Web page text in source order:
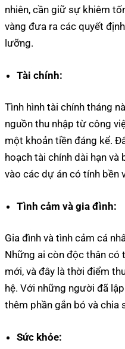
nhiên, cần giữ sự khiêm
vàng đưa ra các quyết
lưỡng.
Tài chính:
Tình hình tài chính tháng
nguồn thu nhập từ công
một khoản tiền đáng kể.
hoạch tài chính dài hạn và
vào các dự án có tính bền
Tình cảm và gia đình:
Gia đình và tình cảm cá
Những ai còn độc thân có
mới, và đây là thời điểm
hệ. Với những người đã
thêm phần gắn bó và chia
Sức khỏe: